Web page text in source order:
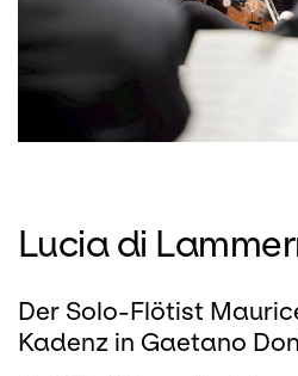
Lucia di
Der Solo-Flötist
Kadenz in Gaetano